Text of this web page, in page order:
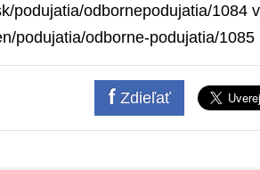
podujatia/odbornepodujatia/1084
podujatia/odborne-podujatia/1085
Zdieľať